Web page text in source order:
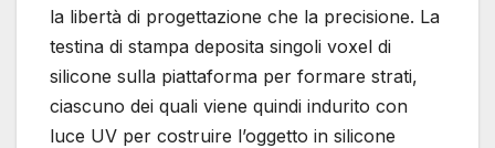
la libertà di progettazione che la precisione. La
testina di stampa deposita singoli voxel di
silicone sulla piattaforma per formare strati,
ciascuno dei quali viene quindi indurito con
luce UV per costruire l’oggetto in silicone